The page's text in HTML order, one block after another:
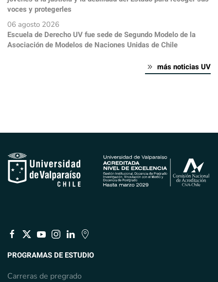
voces y protegerles
06 agosto 2026
Escuela de Derecho UV fue sede de Segundo Modelo de la
Asociación de Modelos de Naciones Unidas de Chile
más noticias UV
PROGRAMAS DE ESTUDIO
Carreras de pregrado